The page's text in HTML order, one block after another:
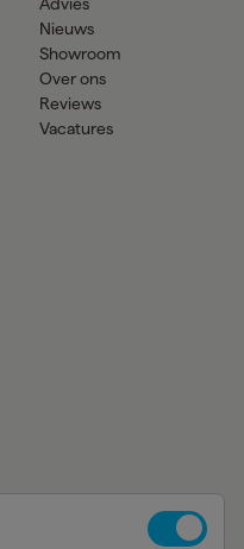
Nieuws
Showroom
Over ons
Reviews
Vacatures